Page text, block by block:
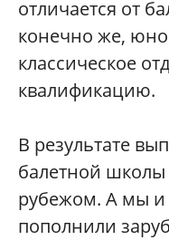
отличается от
конечно же,
классическое
квалификацию.
В результате
балетной школы
рубежом. А мы и
пополнили